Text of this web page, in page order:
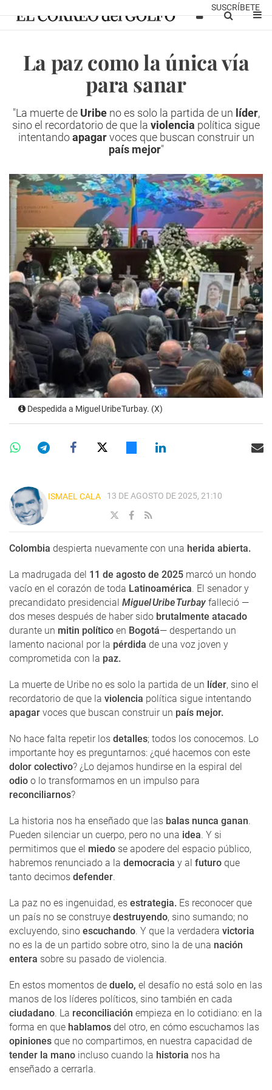
SUSCRÍBETE
La paz como la única vía
para sanar
"La muerte deUribeno es solo la partida de un líder,
sino el recordatorio de que la violencia política sigue
intentandoapagarvoces que buscan construir un
país mejor"
Despedida a Miguel Uribe Turbay. (X)
ISMAEL CALA 13 DE AGOSTO DE 2025, 21:10
Colombia despierta nuevamente con una herida abierta.
La madrugada del 11 de agosto de 2025 marcó un hondo
vacío en el corazón de toda Latinoamérica. El senador y
precandidato presidencial Miguel Uribe Turbay falleció —
dos meses después de haber sido brutalmente atacado
durante un mitin político en Bogotá— despertando un
lamento nacional por la pérdida de una voz joven y
comprometida con la paz.
La muerte de Uribe no es solo la partida de un líder, sino el
recordatorio de que la violencia política sigue intentando
apagar voces que buscan construir un país mejor.
No hace falta repetir los detalles; todos los conocemos. Lo
importante hoy es preguntarnos: ¿qué hacemos con este
dolor colectivo? ¿Lo dejamos hundirse en la espiral del
odio o lo transformamos en un impulso para
reconciliarnos?
La historia nos ha enseñado que las balas nunca ganan.
Pueden silenciar un cuerpo, pero no una idea. Y si
permitimos que el miedo se apodere del espacio público,
habremos renunciado a la democracia y al futuro que
tanto decimos defender.
La paz no es ingenuidad, es estrategia. Es reconocer que
un país no se construye destruyendo, sino sumando; no
excluyendo, sino escuchando. Y que la verdadera victoria
no es la de un partido sobre otro, sino la de una nación
entera sobre su pasado de violencia.
En estos momentos de duelo, el desafío no está solo en las
manos de los líderes políticos, sino también en cada
ciudadano. La reconciliación empieza en lo cotidiano: en la
forma en que hablamos del otro, en cómo escuchamos las
opiniones que no compartimos, en nuestra capacidad de
tender la mano incluso cuando la historia nos ha
enseñado a cerrarla.